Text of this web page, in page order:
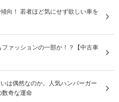
向！ 若者ほど気にせず欲しい車を
ァッションの一部か！？【中古車
は偶然なのか。人気ハンバーガー
数奇な運命